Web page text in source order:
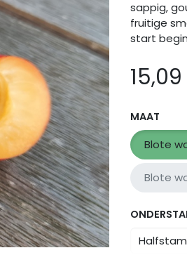
sappig,
fruitige
start
15,09
MAAT
Blote
Blote